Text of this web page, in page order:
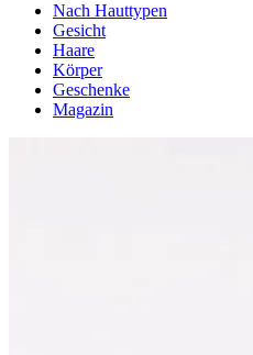
Nach Hauttypen
Gesicht
Haare
Körper
Geschenke
Magazin